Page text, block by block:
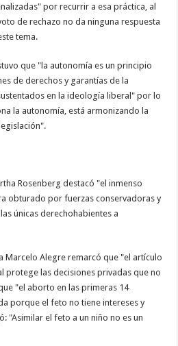
por recurrir a esa práctica, al
de rechazo no da ninguna respuesta
tema.
que "la autonomía es un principio
de derechos y garantías de la
en la ideología liberal" por lo
la autonomía, está armonizando la
Rosenberg destacó "el inmenso
obturado por fuerzas conservadoras y
únicas derechohabientes a
Marcelo Alegre remarcó que "el artículo
protege las decisiones privadas que no
"el aborto en las primeras 14
porque el feto no tiene intereses y
"Asimilar el feto a un niño no es un